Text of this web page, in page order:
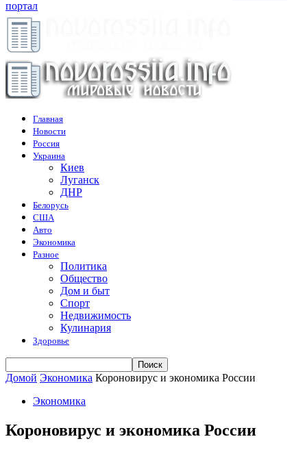
портал
Главная
Новости
Россия
Украина
Киев
Луганск
ДНР
Белорусь
США
Авто
Экономика
Разное
Политика
Общество
Дом и быт
Спорт
Недвижимость
Кулинария
Здоровье
Домой Экономика Короновирус и экономика России
Экономика
Короновирус и экономика России